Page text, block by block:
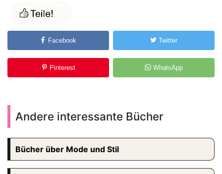
Facebook Twitter
Pinterest WhatsApp
Andere interessante Bücher
Bücher über Mode und Stil